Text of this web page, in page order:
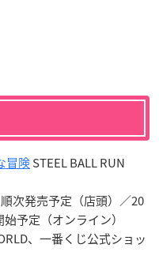
冒険STEEL BALL RUN
次発売予定（店頭）／20
予定（オンライン）
、一番くじ公式ショッ